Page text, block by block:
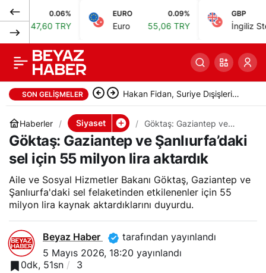
0.06%
47,60 TRY
EURO
Euro 55,06 TRY
GBP
İngiliz Sterlini
SON GELIŞMELER Hakan Fidan, Suriye Dışişleri
Bakanı Şeybani ile görüştü
Haberler Siyaset
Göktaş: Gaziantep ve
Şanlıurfa’daki sel için 55
milyon lira aktardık
Göktaş: Gaziantep ve Şanlıurfa’daki
sel için 55 milyon lira aktardık
Aile ve Sosyal Hizmetler Bakanı Göktaş, Gaziantep ve
Şanlıurfa'daki sel felaketinden etkilenenler için 55
milyon lira kaynak aktardıklarını duyurdu.
Beyaz Haber
tarafından yayınlandı
5 Mayıs 2026, 18:20 yayınlandı
0dk, 51sn
3
TBMM Başkanı
Kurtulmuş, Sayıştay
Başkanı Yener’i kabul
Paylaş